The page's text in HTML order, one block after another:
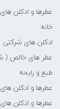
عطرها و ادکلن
خانه
ادکلن های شرکتی
عطر های خالص (
طبع و رایحه
عطرها و ادکلن
عطرها و ادکلن